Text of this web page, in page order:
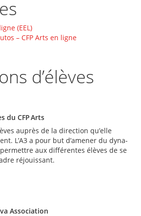
(EEL)
– CFP Arts en ligne
d’élèves
du CFP Arts
auprès de la direction qu’elle
L’A3 a pour but d’amener du dyna­
aux différentes élèves de se
réjouissant.
Association